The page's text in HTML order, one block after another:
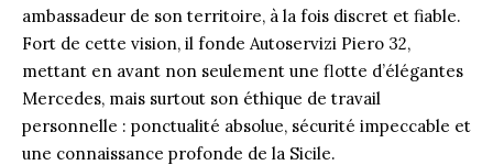
ambassadeur de son territoire, à la fois discret et fiable.
Fort de cette vision, il fonde Autoservizi Piero 32,
mettant en avant non seulement une flotte d’élégantes
Mercedes, mais surtout son éthique de travail
personnelle : ponctualité absolue, sécurité impeccable et
une connaissance profonde de la Sicile.